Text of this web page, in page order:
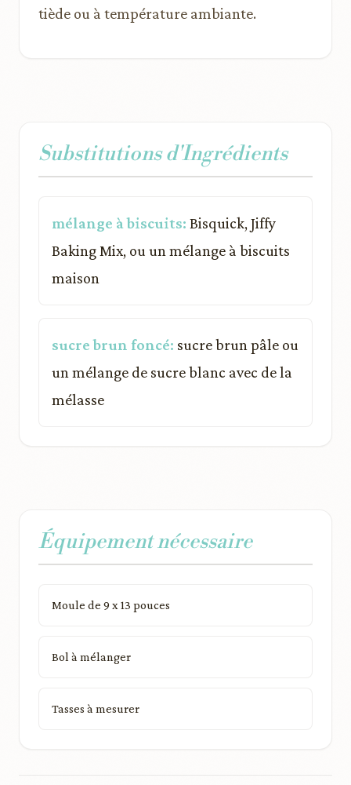
tiède ou à température ambiante.
Substitutions d'Ingrédients
mélange à biscuits: Bisquick, Jiffy
Baking Mix, ou un mélange à biscuits
maison
sucre brun foncé: sucre brun pâle ou
un mélange de sucre blanc avec de la
mélasse
Équipement nécessaire
Moule de 9 x 13 pouces
Bol à mélanger
Tasses à mesurer